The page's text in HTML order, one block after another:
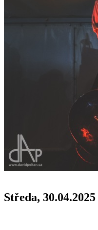
Středa, 30.04.2025